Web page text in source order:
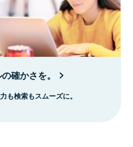
確かさを。
も検索もスムーズに。